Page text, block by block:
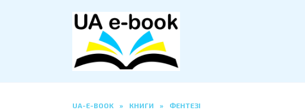
UA-E-BOOK » КНИГИ » ФЕНТЕЗІ